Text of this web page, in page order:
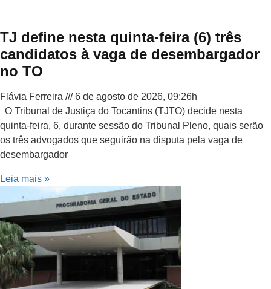
TJ define nesta quinta-feira (6) três
candidatos à vaga de desembargador
no TO
Flávia Ferreira
6 de agosto de 2026, 09:26h
O Tribunal de Justiça do Tocantins (TJTO) decide nesta
quinta-feira, 6, durante sessão do Tribunal Pleno, quais serão
os três advogados que seguirão na disputa pela vaga de
desembargador
Leia mais »